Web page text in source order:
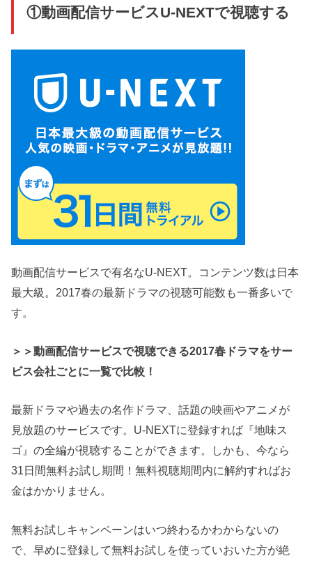
①動画配信サービスU-NEXTで視聴する
動画配信サービスで有名なU-NEXT。コンテンツ数は日本
最大級。2017春の最新ドラマの視聴可能数も一番多いで
す。
＞＞動画配信サービスで視聴できる2017春ドラマをサー
ビス会社ごとに一覧で比較！
最新ドラマや過去の名作ドラマ、話題の映画やアニメが
見放題のサービスです。U-NEXTに登録すれば『地味ス
ゴ』の全編が視聴することができます。しかも、今なら
31日間無料お試し期間！無料視聴期間内に解約すればお
金はかかりません。
無料お試しキャンペーンはいつ終わるかわからないの
で、早めに登録して無料お試しを使っていおいた方が絶